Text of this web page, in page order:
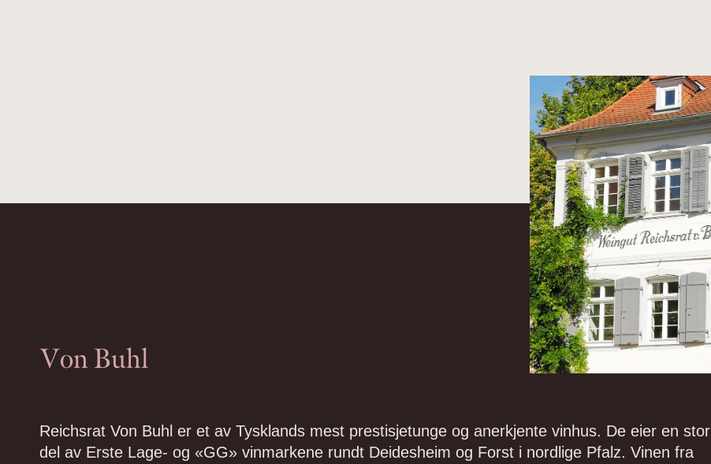
Von Buhl
Reichsrat Von Buhl er et av Tysklands mest prestisjetunge og anerkjente vinhus. De eier en stor
del av Erste Lage- og «GG» vinmarkene rundt Deidesheim og Forst i nordlige Pfalz. Vinen fra